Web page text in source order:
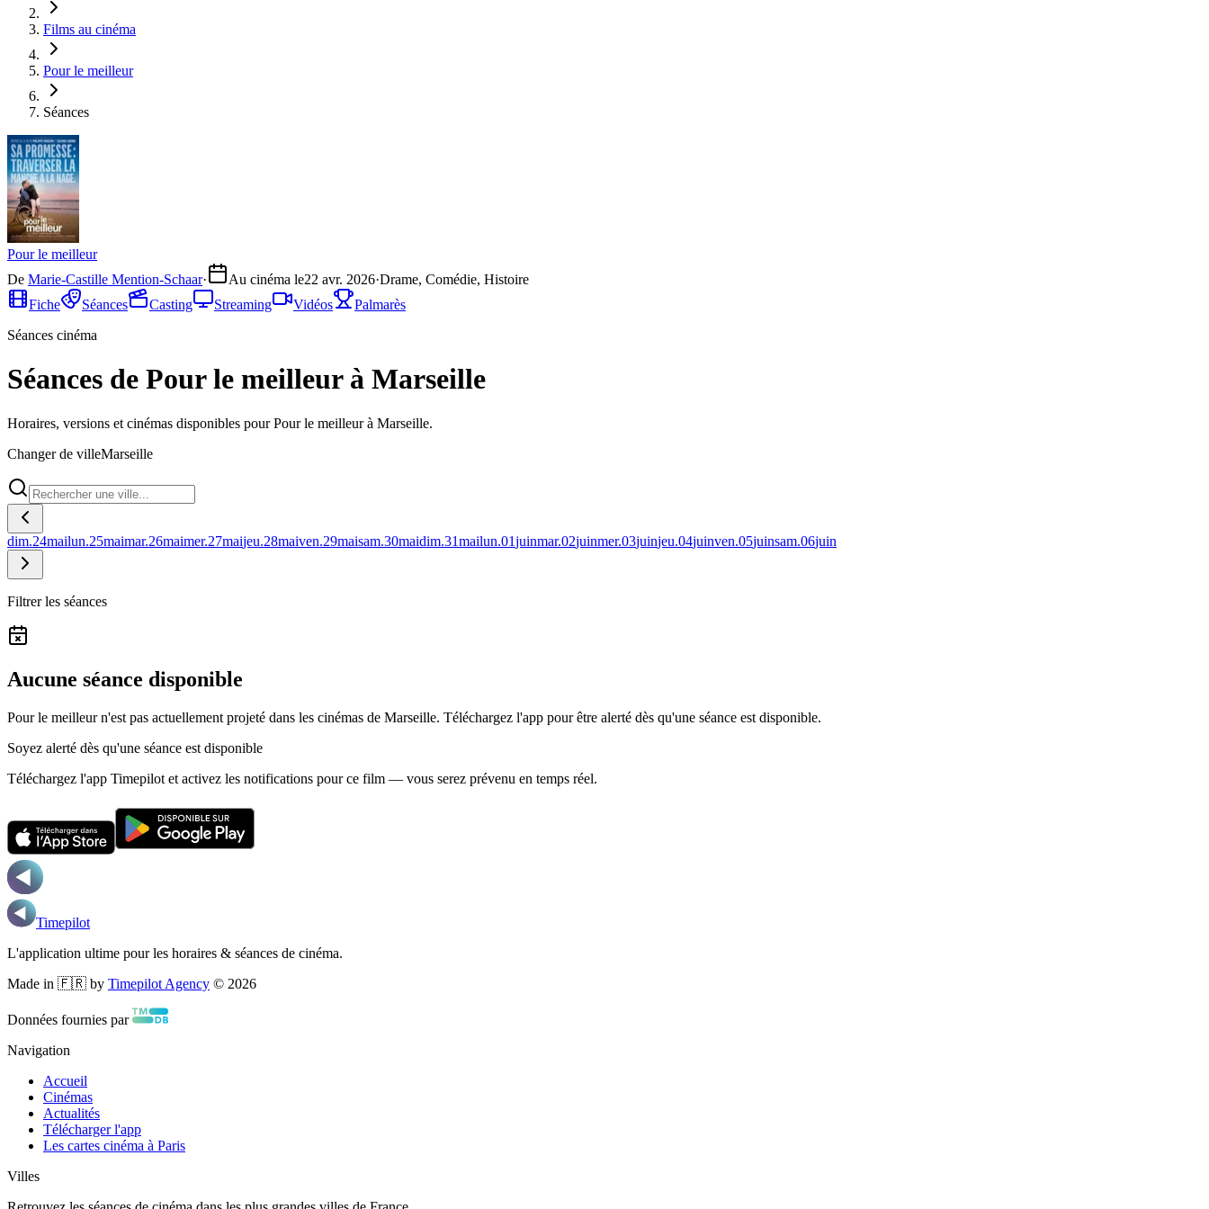
Films au cinéma
Pour le meilleur
Séances
Pour le meilleur
De Marie-Castille Mention-Schaar· Au cinéma le22 avr. 2026·Drame, Comédie, Histoire
Fiche
Séances Casting Streaming Vidéos
Palmarès
Séances cinéma
Séances de Pour le meilleur à Marseille
Horaires, versions et cinémas disponibles pour Pour le meilleur à Marseille.
Changer de villeMarseille
dim.24mailun.25maimar.26maimer.27maijeu.28maiven.29maisam.30maidim.31mailun.01juinmar.02juinmer.03juinjeu.04juinven.05juinsam.06juin
Filtrer les séances
Aucune séance disponible
Pour le meilleur n'est pas actuellement projeté dans les cinémas de Marseille. Téléchargez l'app pour être alerté dès qu'une séance est disponible.
Soyez alerté dès qu'une séance est disponible
Téléchargez l'app Timepilot et activez les notifications pour ce film — vous serez prévenu en temps réel.
Timepilot
L'application ultime pour les horaires & séances de cinéma.
Made in 🇫🇷 by Timepilot Agency © 2026
Données fournies par
Navigation
Accueil
Cinémas
Actualités
Télécharger l'app
Les cartes cinéma à Paris
Villes